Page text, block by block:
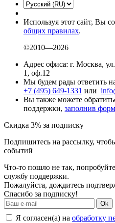
Используя этот сайт, Вы
общих правилах.
©2010—2026
Адрес офиса: г. Москва,
1, оф.12
Мы будем рады ответить
+7 (495) 649-1331 или
Вы также можете
поддержки, заполнив
Скидка 3% за подписку
Подпишитесь на рассылку,
событий
Что-то пошло не так,
службу поддержки.
Пожалуйста, дождитесь
Спасибо за подписку!
Ok
Я согласен(а) на обработку